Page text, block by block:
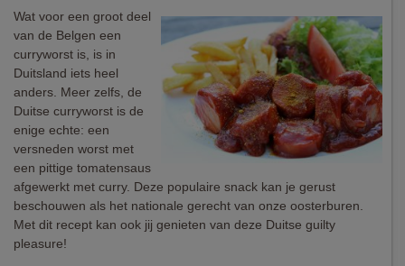
Wat voor een groot deel
van de Belgen een
curryworst is, is in
Duitsland iets heel
anders. Meer zelfs, de
Duitse curryworst is de
enige echte: een
versneden worst met
een pittige tomatensaus
afgewerkt met curry. Deze populaire snack kan je gerust
beschouwen als het nationale gerecht van onze oosterburen.
Met dit recept kan ook jij genieten van deze Duitse guilty
pleasure!